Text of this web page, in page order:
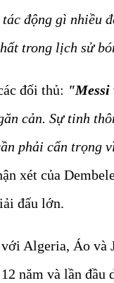
động gì nhiều
trong lịch sử
đối thủ: "Messi
cản. Sự tinh
phải cẩn trọng
xét của
đấu lớn.
Algeria, Áo và
năm và lần đầu